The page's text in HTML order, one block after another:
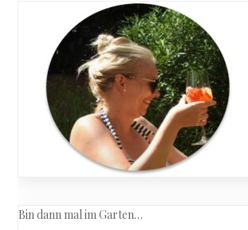
Bin dann mal im Garten…